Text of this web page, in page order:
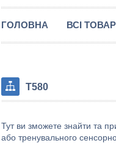
ГОЛОВНА ВСІ
T580
Тут ви зможете знайти та
або тренувального